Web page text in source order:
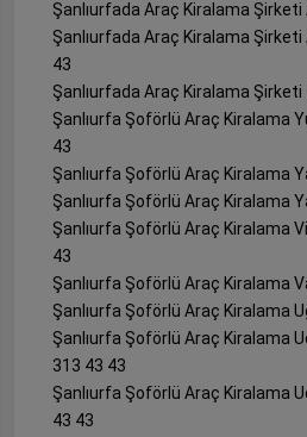
Şanlıurfada Araç Kiralama Şirketi
Şanlıurfada Araç Kiralama
43
Şanlıurfada Araç Kiralama
Şanlıurfa Şoförlü Araç Kiralama
43
Şanlıurfa Şoförlü Araç Kiralama
Şanlıurfa Şoförlü Araç Kiralama
Şanlıurfa Şoförlü Araç Kiralama
43
Şanlıurfa Şoförlü Araç Kiralama
Şanlıurfa Şoförlü Araç Kiralama
Şanlıurfa Şoförlü Araç Kiralama
313 43 43
Şanlıurfa Şoförlü Araç Kiralama
43 43